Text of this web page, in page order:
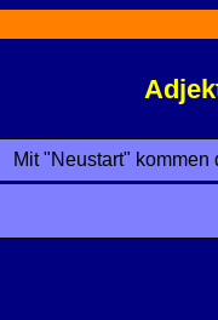
Mit "Neustart"